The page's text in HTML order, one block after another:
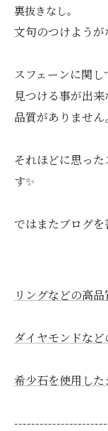
裏抜きなし。
文句のつけようが
スフェーンに関
見つける事が出
品質がありません。
それほどに思っ
す✨
ではまたブログ
リングなどの高
ダイヤモンドな
希少石を使用し